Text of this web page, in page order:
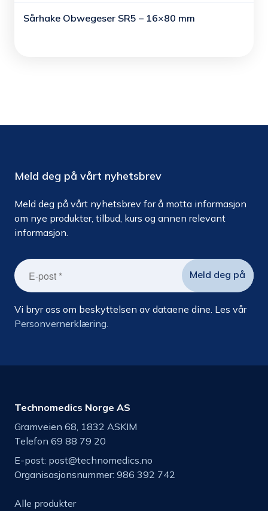
Sårhake Obwegeser SR5 – 16×80 mm
Meld deg på vårt nyhetsbrev
Meld deg på vårt nyhetsbrev for å motta informasjon
om nye produkter, tilbud, kurs og annen relevant
informasjon.
Vi bryr oss om beskyttelsen av dataene dine. Les vår
Personvernerklæring.
Technomedics Norge AS
Gramveien 68, 1832 ASKIM
Telefon 69 88 79 20
E-post: post@technomedics.no
Organisasjonsnummer: 986 392 742
Alle produkter